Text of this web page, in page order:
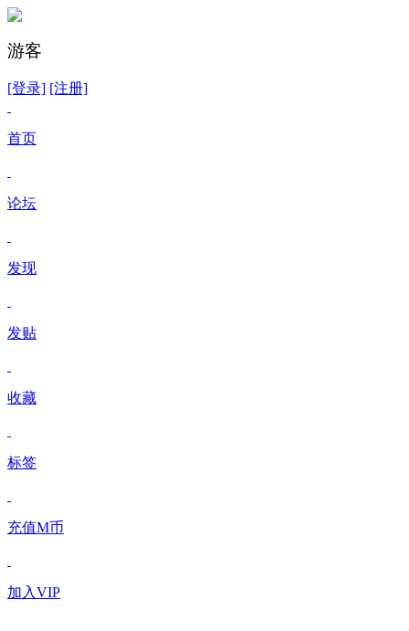
游客
[登录] [注册]
首页
论坛
发现
发贴
收藏
标签
充值M币
加入VIP